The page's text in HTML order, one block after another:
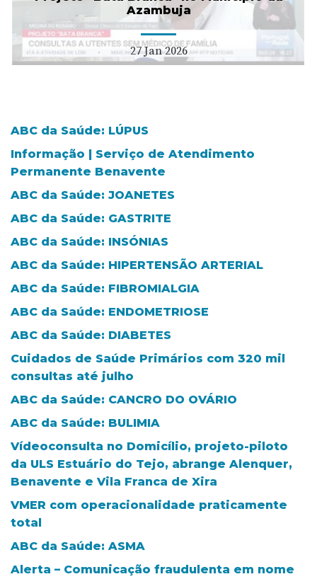
Azambuja
27 Jan 2026
ABC da Saúde: LÚPUS
Informação | Serviço de Atendimento
Permanente Benavente
ABC da Saúde: JOANETES
ABC da Saúde: GASTRITE
ABC da Saúde: INSÓNIAS
ABC da Saúde: HIPERTENSÃO ARTERIAL
ABC da Saúde: FIBROMIALGIA
ABC da Saúde: ENDOMETRIOSE
ABC da Saúde: DIABETES
Cuidados de Saúde Primários com 320 mil
consultas até julho
ABC da Saúde: CANCRO DO OVÁRIO
ABC da Saúde: BULIMIA
Vídeoconsulta no Domicílio, projeto-piloto
da ULS Estuário do Tejo, abrange Alenquer,
Benavente e Vila Franca de Xira
VMER com operacionalidade praticamente
total
ABC da Saúde: ASMA
Alerta – Comunicação fraudulenta em nome